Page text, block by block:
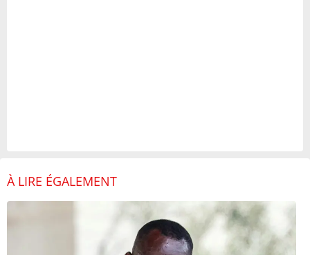
À LIRE ÉGALEMENT